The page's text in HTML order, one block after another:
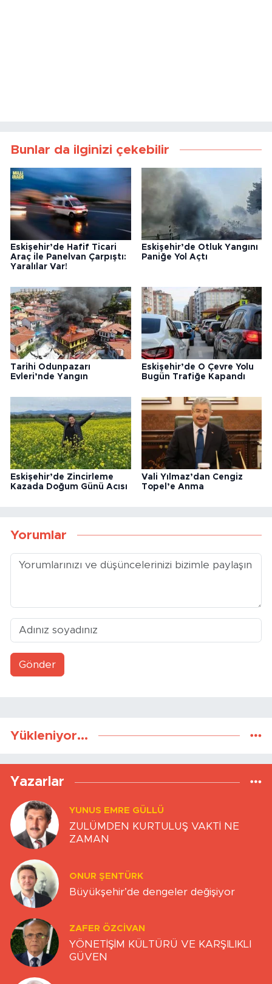
Bunlar da ilginizi çekebilir
Eskişehir’de Hafif Ticari
Araç ile Panelvan Çarpıştı:
Yaralılar Var!
Eskişehir’de Otluk Yangını
Paniğe Yol Açtı
Tarihi Odunpazarı
Evleri’nde Yangın
Eskişehir’de O Çevre Yolu
Bugün Trafiğe Kapandı
Eskişehir’de Zincirleme
Kazada Doğum Günü Acısı
Vali Yılmaz’dan Cengiz
Topel’e Anma
Yorumlar
Gönder
Yükleniyor...
Yazarlar
YUNUS EMRE GÜLLÜ
ZULÜMDEN KURTULUŞ VAKTİ NE
ZAMAN
ONUR ŞENTÜRK
Büyükşehir’de dengeler değişiyor
ZAFER ÖZCIVAN
YÖNETİŞİM KÜLTÜRÜ VE KARŞILIKLI
GÜVEN